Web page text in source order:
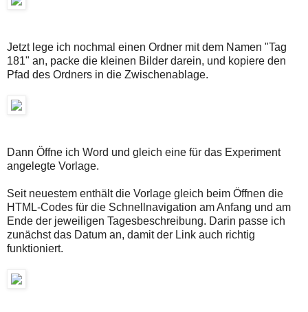
Jetzt lege ich nochmal einen Ordner mit dem Namen "Tag
181" an, packe die kleinen Bilder darein, und kopiere den
Pfad des Ordners in die Zwischenablage.
Dann Öffne ich Word und gleich eine für das Experiment
angelegte Vorlage.
Seit neuestem enthält die Vorlage gleich beim Öffnen die
HTML-Codes für die Schnellnavigation am Anfang und am
Ende der jeweiligen Tagesbeschreibung. Darin passe ich
zunächst das Datum an, damit der Link auch richtig
funktioniert.